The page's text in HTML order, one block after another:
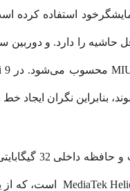
حاشیه را دارد. و دوربین